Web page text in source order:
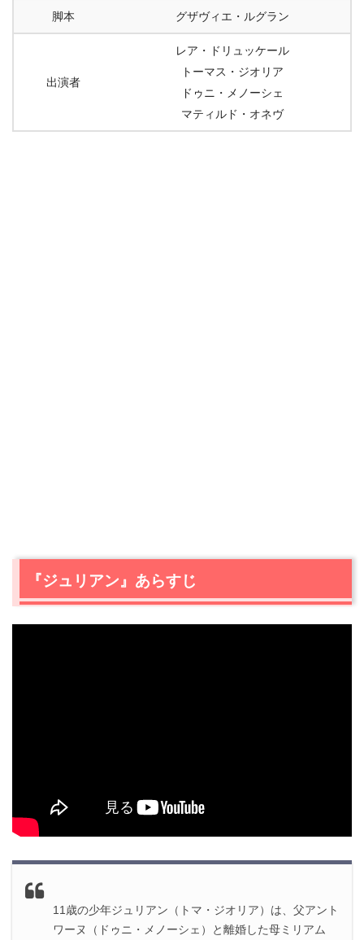
脚本 グザヴィエ・ルグラン
出演者
レア・ドリュッケール
トーマス・ジオリア
ドゥニ・メノーシェ
マティルド・オネヴ
『ジュリアン』あらすじ
11歳の少年ジュリアン（トマ・ジオリア）は、父アント
ワーヌ（ドゥニ・メノーシェ）と離婚した母ミリアム